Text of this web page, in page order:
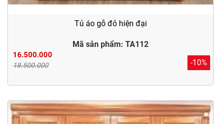
Tủ áo gỗ đỏ hiện đại
Mã sản phẩm: TA112
16.500.000
18.500.000 -10%